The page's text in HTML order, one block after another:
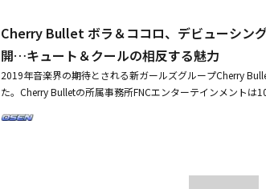
ても格好良いと思い、アイドルを夢見るようになった」と、
た。続いて「簡単に見せられるものがあるか」という質問に
ルの高いアイドルカバーダンスを披露し、皆を驚かせた。そ
いう短い期間にも関わらず、流暢な韓国語の実力を見せ、
ち、MCキム・ヨンマンが「ユ・ミンサンを実際に見てどう
い笑顔で「暖かい雰囲気がある」と、天然で突拍子もない
Cherry Bullet ボラ＆ココロ、デビューシン
開…キュート＆クールの相反する魅力
2019年音楽界の期待とされる新ガールズグループCherry
た。Cherry Bulletの所属事務所FNCエンターテインメントは
ケットを公開し、デビューに対する期待を高めた。Cherry
ており、ゲームをテーマにしたアルバムコンセプトに対する